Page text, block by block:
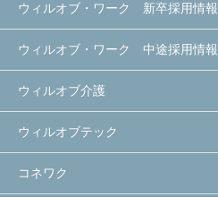
ウィルオブ・ワーク 新卒採用情報
ウィルオブ・ワーク 中途採用情報
ウィルオブ介護
ウィルオブテック
コネワク